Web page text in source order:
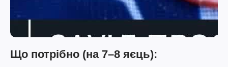
Що потрібно (на 7–8 яєць):